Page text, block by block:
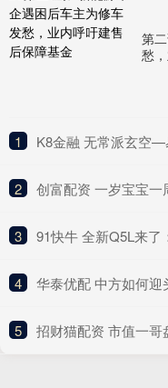
第
愁
1 ​K8金融 无常派玄空
2 创富配资 一岁宝宝一周厌食性情
3 ​91快牛 全新Q5L来了
4 华泰优配 中方如何迎头
5 招财猫配资 市值一哥盘中